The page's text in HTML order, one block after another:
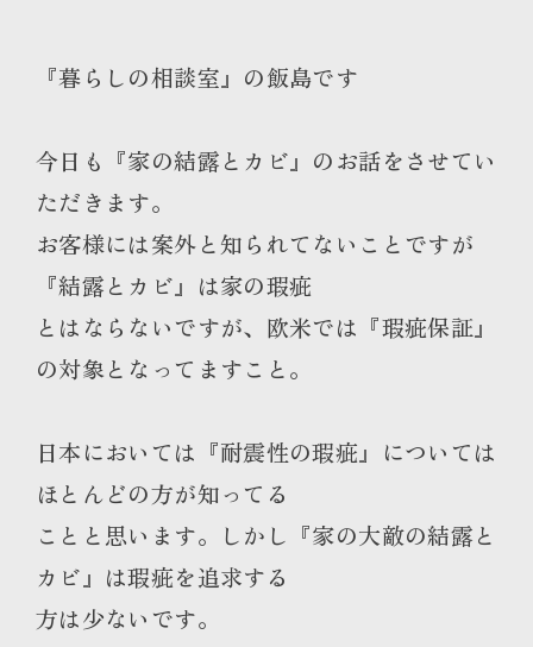
『暮らしの相談室』の飯島です
今日も『家の結露とカビ』のお話をさせてい
ただきます。
お客様には案外と知られてないことですが
『結露とカビ』は家の瑕疵
とはならないですが、欧米では『瑕疵保証』
の対象となってますこと。
日本においては『耐震性の瑕疵』については
ほとんどの方が知ってる
ことと思います。しかし『家の大敵の結露と
カビ』は瑕疵を追求する
方は少ないです。